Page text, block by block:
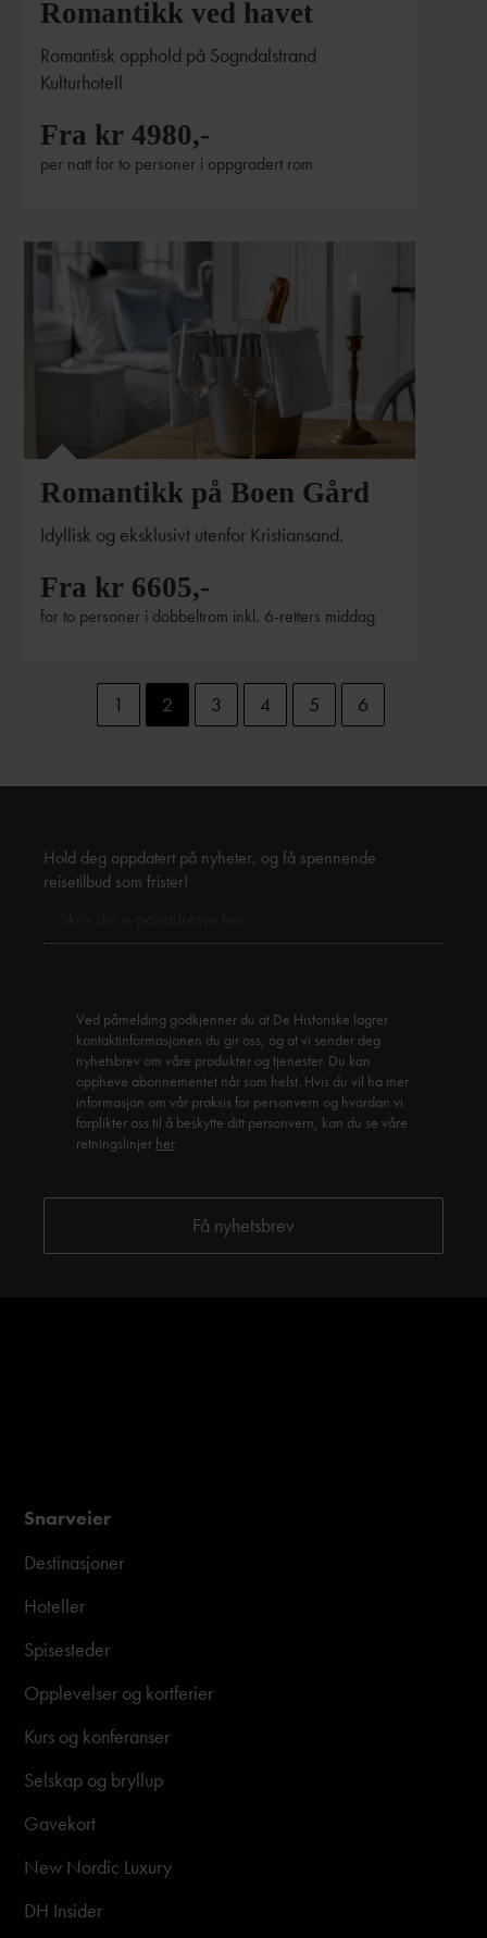
Romantikk ved havet
Romantisk opphold på Sogndalstrand
Kulturhotell
Fra kr 4980,-
per natt for to personer i oppgradert rom
Romantikk på Boen Gård
Idyllisk og eksklusivt utenfor Kristiansand.
Fra kr 6605,-
for to personer i dobbeltrom inkl. 6-retters middag
1 2 3 4 5 6
Hold deg oppdatert på nyheter, og få spennende
reisetilbud som frister!
Ved påmelding godkjenner du at De Historiske lagrer
kontaktinformasjonen du gir oss, og at vi sender deg
nyhetsbrev om våre produkter og tjenester. Du kan
oppheve abonnementet når som helst. Hvis du vil ha mer
informasjon om vår praksis for personvern og hvordan vi
forplikter oss til å beskytte ditt personvern, kan du se våre
retningslinjer her.
Snarveier
Destinasjoner
Hoteller
Spisesteder
Opplevelser og kortferier
Kurs og konferanser
Selskap og bryllup
Gavekort
New Nordic Luxury
DH Insider